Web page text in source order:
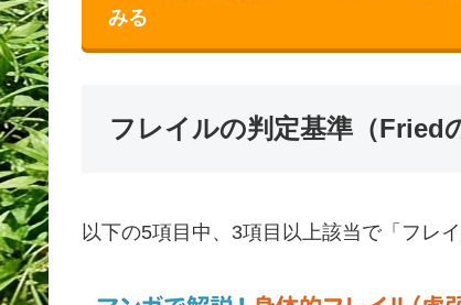
みる
フレイルの判定基準（Fried
以下の5項目中、3項目以上該当で「フレ